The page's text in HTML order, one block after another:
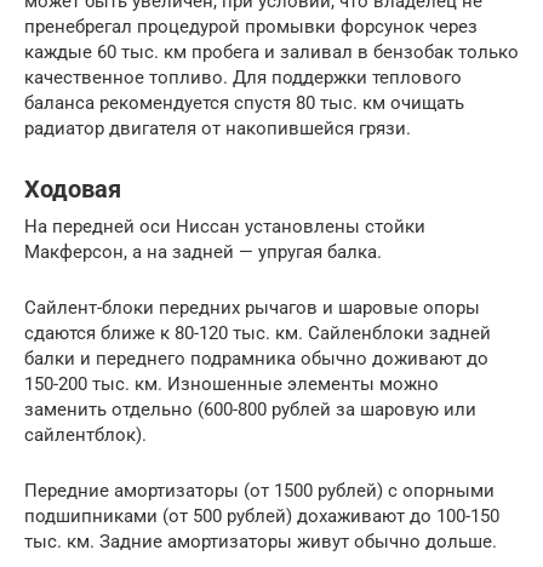
пренебрегал процедурой промывки форсунок через
каждые 60 тыс. км пробега и заливал в бензобак только
качественное топливо. Для поддержки теплового
баланса рекомендуется спустя 80 тыс. км очищать
радиатор двигателя от накопившейся грязи.
Ходовая
На передней оси Ниссан установлены стойки
Макферсон, а на задней — упругая балка.
Сайлент-блоки передних рычагов и шаровые опоры
сдаются ближе к 80-120 тыс. км. Сайленблоки задней
балки и переднего подрамника обычно доживают до
150-200 тыс. км. Изношенные элементы можно
заменить отдельно (600-800 рублей за шаровую или
сайлентблок).
Передние амортизаторы (от 1500 рублей) с опорными
подшипниками (от 500 рублей) дохаживают до 100-150
тыс. км. Задние амортизаторы живут обычно дольше.